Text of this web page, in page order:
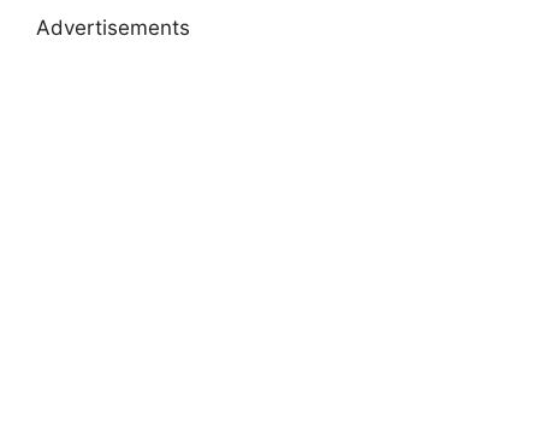
Advertisements